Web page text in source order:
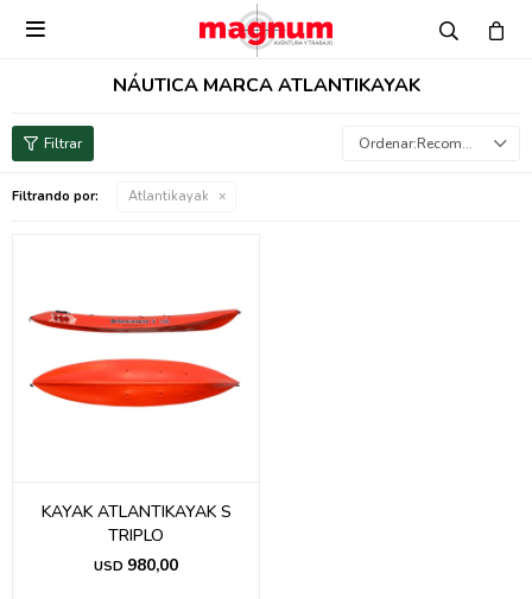

NÁUTICA MARCA ATLANTIKAYAK
Recomendados
Filtrando por: Atlantikayak
KAYAK ATLANTIKAYAK S
TRIPLO
USD 980,00